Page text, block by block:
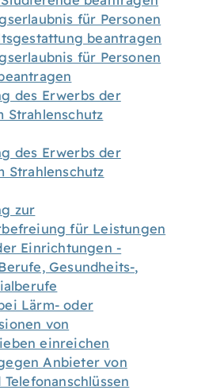
für Personen
beantragen
für Personen
des Erwerbs der
Strahlenschutz
des Erwerbs der
Strahlenschutz
zur
für Leistungen
Einrichtungen -
Gesundheits-,
Lärm- oder
von
einreichen
Anbieter von